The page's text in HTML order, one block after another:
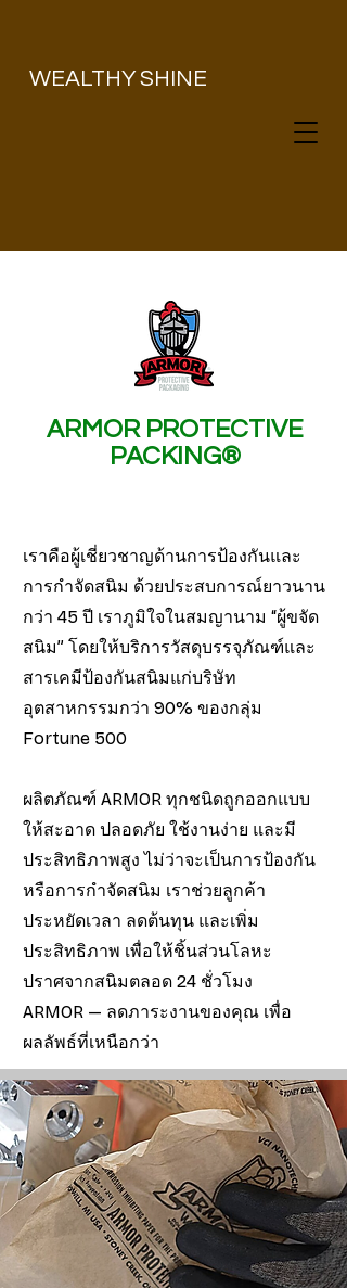
​WEALTHY SHINE
ARMOR PROTECTIVE
PACKING®
เราคือผู้เชี่ยวชาญด้านการป้องกันและ
การกำจัดสนิม ด้วยประสบการณ์ยาวนาน
กว่า 45 ปี เราภูมิใจในสมญานาม “ผู้ขจัด
สนิม” โดยให้บริการวัสดุบรรจุภัณฑ์และ
สารเคมีป้องกันสนิมแก่บริษัท
อุตสาหกรรมกว่า 90% ของกลุ่ม
Fortune 500
ผลิตภัณฑ์ ARMOR ทุกชนิดถูกออกแบบ
ให้สะอาด ปลอดภัย ใช้งานง่าย และมี
ประสิทธิภาพสูง ไม่ว่าจะเป็นการป้องกัน
หรือการกำจัดสนิม เราช่วยลูกค้า
ประหยัดเวลา ลดต้นทุน และเพิ่ม
ประสิทธิภาพ เพื่อให้ชิ้นส่วนโลหะ
ปราศจากสนิมตลอด 24 ชั่วโมง
ARMOR — ลดภาระงานของคุณ เพื่อ
ผลลัพธ์ที่เหนือกว่า